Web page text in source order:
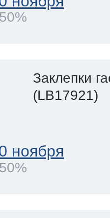
Заклепки
(LB17921)
ноября